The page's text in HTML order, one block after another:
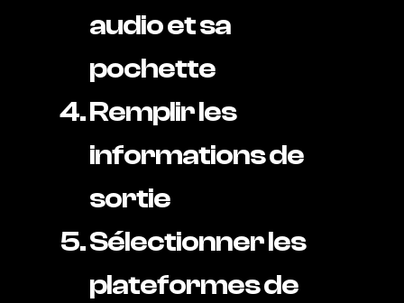
audio et sa
pochette
Remplir les
informations de
sortie
Sélectionner les
plateformes de